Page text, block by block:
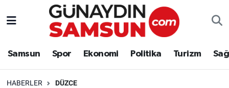
Samsun Spor Ekonomi Politika Turizm
HABERLER DÜZCE
Samsun
Nöbetçi Eczaneler